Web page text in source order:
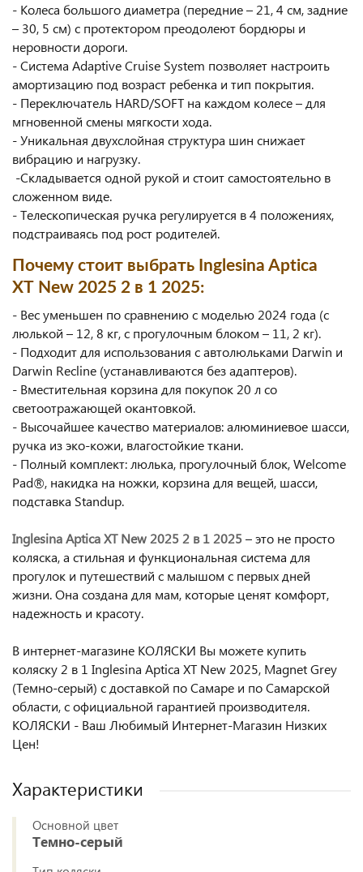
- Колеса большого диаметра (передние – 21, 4 см, задние
– 30, 5 см) с протектором преодолеют бордюры и
неровности дороги.
- Система Adaptive Cruise System позволяет настроить
амортизацию под возраст ребенка и тип покрытия.
- Переключатель HARD/SOFT на каждом колесе – для
мгновенной смены мягкости хода.
- Уникальная двухслойная структура шин снижает
вибрацию и нагрузку.
-Складывается одной рукой и стоит самостоятельно в
сложенном виде.
- Телескопическая ручка регулируется в 4 положениях,
подстраиваясь под рост родителей.
Почему стоит выбрать Inglesina Aptica
XT New 2025 2 в 1 2025:
- Вес уменьшен по сравнению с моделью 2024 года (с
люлькой – 12, 8 кг, с прогулочным блоком – 11, 2 кг).
- Подходит для использования с автолюльками Darwin и
Darwin Recline (устанавливаются без адаптеров).
- Вместительная корзина для покупок 20 л со
светоотражающей окантовкой.
- Высочайшее качество материалов: алюминиевое шасси,
ручка из эко-кожи, влагостойкие ткани.
- Полный комплект: люлька, прогулочный блок, Welcome
Pad®, накидка на ножки, корзина для вещей, шасси,
подставка Standup.
Inglesina Aptica XT New 2025 2 в 1 2025– это не просто
коляска, а стильная и функциональная система для
прогулок и путешествий с малышом с первых дней
жизни. Она создана для мам, которые ценят комфорт,
надежность и красоту.
В интернет-магазине КОЛЯСКИ Вы можете купить
коляску 2 в 1 Inglesina Aptica XT New 2025, Magnet Grey
(Темно-серый) с доставкой по Самаре и по Самарской
области, с официальной гарантией производителя.
КОЛЯСКИ - Ваш Любимый Интернет-Магазин Низких
Цен!
Характеристики
Основной цвет
Темно-серый